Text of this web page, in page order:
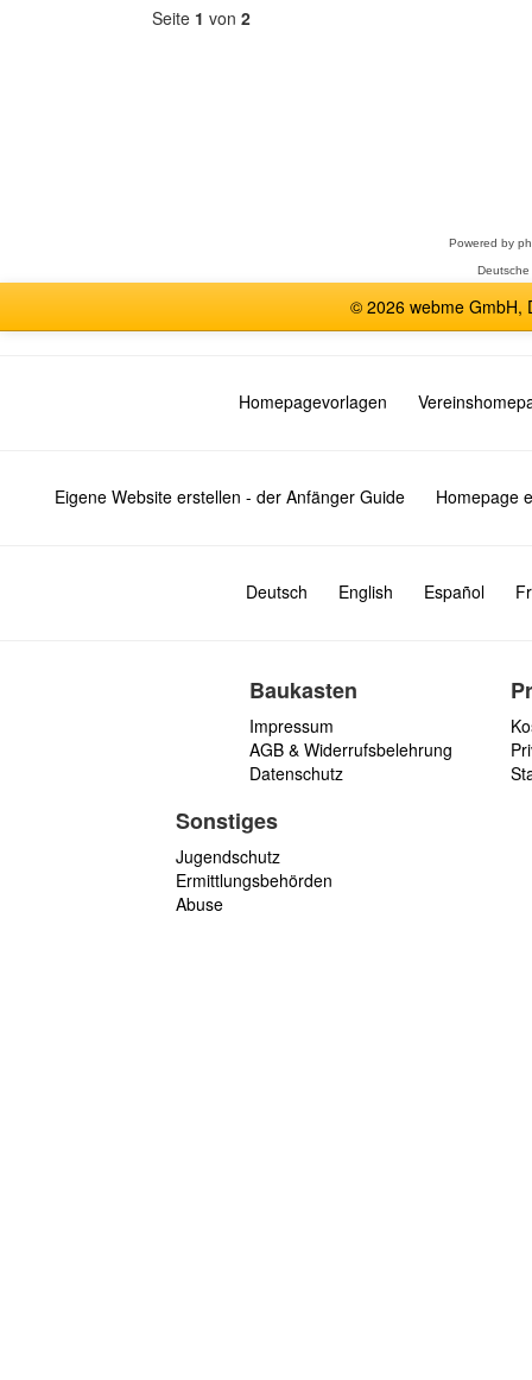
Seite 1 von 2
Powered by
© 2026 webme GmbH,
Homepagevorlagen
Eigene Website erstellen - der Anfänger Guide Homepage
Deutsch English Español
Baukasten
Impressum
AGB & Widerrufsbelehrung
Datenschutz
Sonstiges
Jugendschutz
Ermittlungsbehörden
Abuse